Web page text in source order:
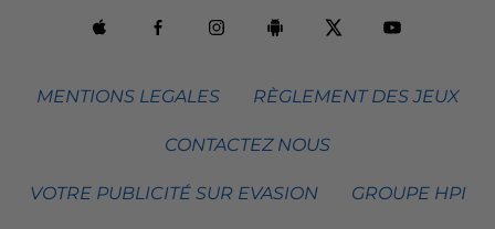
MENTIONS LEGALES RÈGLEMENT DES JEUX
CONTACTEZ NOUS
VOTRE PUBLICITÉ SUR EVASION GROUPE HPI